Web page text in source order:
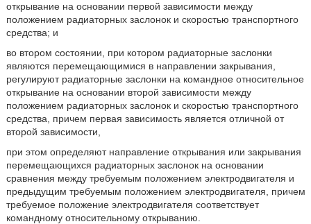
открывание на основании первой зависимости между
положением радиаторных заслонок и скоростью транспортного
средства; и
во втором состоянии, при котором радиаторные заслонки
являются перемещающимися в направлении закрывания,
регулируют радиаторные заслонки на командное относительное
открывание на основании второй зависимости между
положением радиаторных заслонок и скоростью транспортного
средства, причем первая зависимость является отличной от
второй зависимости,
при этом определяют направление открывания или закрывания
перемещающихся радиаторных заслонок на основании
сравнения между требуемым положением электродвигателя и
предыдущим требуемым положением электродвигателя, причем
требуемое положение электродвигателя соответствует
командному относительному открыванию.